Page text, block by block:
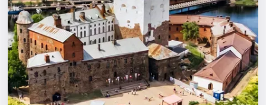
Города
Площадки
Артисты